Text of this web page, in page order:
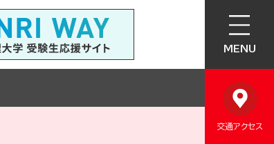
MENU
交通アクセス